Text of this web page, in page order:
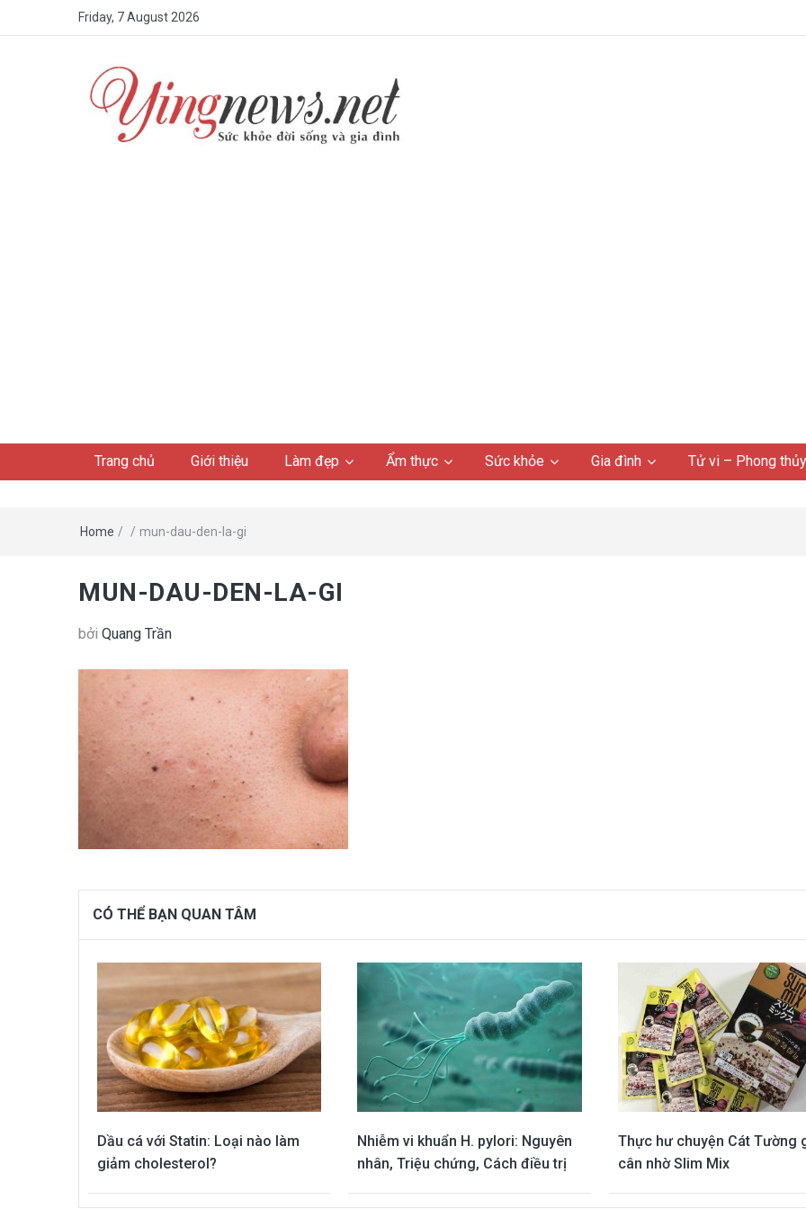
Friday, 7 August 2026
Trang chủ Giới thiệu Làm đẹp Ẩm thực Sức khỏe Gia đình Tử vi – Phong thủy
Home / / mun-dau-den-la-gi
MUN-DAU-DEN-LA-GI
bởi Quang Trần
CÓ THỂ BẠN QUAN TÂM
Dầu cá với Statin: Loại nào làm
giảm cholesterol?
Nhiễm vi khuẩn H. pylori: Nguyên
nhân, Triệu chứng, Cách điều trị
Thực hư chuyện Cát Tường
cân nhờ Slim Mix